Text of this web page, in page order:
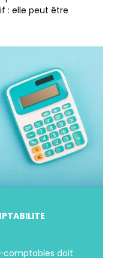
: elle peut être
doit